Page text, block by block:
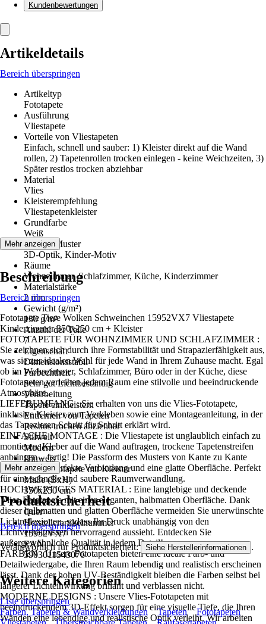
Kundenbewertungen
Artikeldetails
Bereich überspringen
Artikeltyp
Fototapete
Ausführung
Vliestapete
Vorteile von Vliestapeten
Einfach, schnell und sauber: 1) Kleister direkt auf die Wand
rollen, 2) Tapetenrollen trocken einlegen - keine Weichzeiten, 3)
Später restlos trocken abziehbar
Material
Vlies
Kleisterempfehlung
Vliestapetenkleister
Grundfarbe
Weiß
Dekor / Muster
3D-Optik, Kinder-Motiv
Räume
Wohnzimmer, Schlafzimmer, Küche, Kinderzimmer
Materialstärke
2 mm
Gewicht (g/m²)
130 g/m²
Anzahl der Teile
7
Eigenschaft
Dimensionsstabil
Farbechtheit
Sehr gut Lichtbeständig
Verarbeitung
Tapete einkleistern
Entfernen von Tapeten
Restlos trocken abziehbar
Stilwelt
Modern
Hinweis
Vlies Fototapete mit Kleister
Maße (BxH)
350x250 cm
Format
Quer
Herstellerartikelnummer
15952VX7
EAN
5903011543076
Mehr anzeigen
Beschreibung
Bereich überspringen
Fototapete Tiere Wolken Schweinchen 15952VX7 Vliestapete
Kinderzimmer 350x250 cm + Kleister
FOTOTAPETE FÜR WOHNZIMMER UND SCHLAFZIMMER :
Sie zeichnen sich durch ihre Formstabilität und Strapazierfähigkeit aus,
was sie zur idealen Wahl für jede Wand in Ihrem Zuhause macht. Egal
ob im Wohnzimmer, Schlafzimmer, Büro oder in der Küche, diese
Fototapeten verleihen jedem Raum eine stilvolle und beeindruckende
Atmosphäre..
LIEFERUMFANG : Sie erhalten von uns die Vlies-Fototapete,
inklusive Kleister zum Verkleben sowie eine Montageanleitung, in der
das Tapezieren Schritt für Schritt erklärt wird.
EINFACHE MONTAGE : Die Vliestapete ist unglaublich einfach zu
montieren: Kleber auf die Wand auftragen, trockene Tapetenstreifen
anbringen – fertig! Die Passform des Musters von Kante zu Kante
sorgt für eine perfekte Verbindung und eine glatte Oberfläche. Perfekt
für eine schnelle und saubere Raumverwandlung.
HOCHWERTIGES MATERIAL : Eine langlebige und deckende
Vlies-Fototapete mit einer eleganten, halbmatten Oberfläche. Dank
dieser halbmatten und glatten Oberfläche vermeiden Sie unerwünschte
Lichtreflexionen, sodass Ihr Druck unabhängig von den
Lichtverhältnissen hervorragend aussieht. Entdecken Sie
außergewöhnliche Qualität in jedem Detail!
FARBEN : Unsere Fototapeten bieten eine ideale Farb- und
Detailwiedergabe, die Ihren Raum lebendig und realistisch erscheinen
lässt. Dank der hohen UV-Beständigkeit bleiben die Farben selbst bei
längerer Lichteinwirkung brillant und verblassen nicht.
MODERNE DESIGNS : Unsere Vlies-Fototapeten mit
beeindruckendem 3D-Effekt sorgen für eine visuelle Tiefe, die Ihren
Wänden eine lebendige und realistische Optik verleiht. Wir arbeiten
Mehr anzeigen
Produktsicherheit
Bereich überspringen
Verantwortlich für Produktsicherheit: Siehe Herstellerinformationen .
Weitere Kategorien
Liste überspringen
Farben, Tapeten & Wandverkleidungen
Tapeten
Fototapeten